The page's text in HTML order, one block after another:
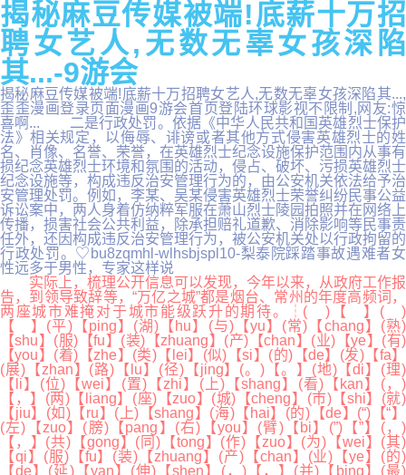
揭秘麻豆传媒被端!底薪十万招
聘女艺人,无数无辜女孩深陷
其...-9游会
揭秘麻豆传媒被端!底薪十万招聘女艺人,无数无辜女孩深陷其...,
歪歪漫画登录页面漫画9游会首页登陆环球影视不限制,网友:惊
喜啊... 二是行政处罚。依据《中华人民共和国英雄烈士保护
法》相关规定，以侮辱、诽谤或者其他方式侵害英雄烈士的姓
名、肖像、名誉、荣誉，在英雄烈士纪念设施保护范围内从事有
损纪念英雄烈士环境和氛围的活动，侵占、破坏、污损英雄烈士
纪念设施等，构成违反治安管理行为的，由公安机关依法给予治
安管理处罚。例如，李某、吴某侵害英雄烈士荣誉纠纷民事公益
诉讼案中，两人身着仿纳粹军服在萧山烈士陵园拍照并在网络上
传播，损害社会公共利益，除承担赔礼道歉、消除影响等民事责
任外，还因构成违反治安管理行为，被公安机关处以行政拘留的
行政处罚。♡bu8zqmhl-wlhsbjspl10-梨泰院踩踏事故遇难者女
性远多于男性，专家这样说
实际上，梳理公开信息可以发现，今年以来，从政府工作报
告，到领导致辞等，“万亿之城”都是烟台、常州的年度高频词，
两座城市难掩对于城市能级跃升的期待。┆( )【 】( )
【 】(平)【ping】(湖)【hu】(与)【yu】(常)【chang】(熟)
【shu】(服)【fu】(装)【zhuang】(产)【chan】(业)【ye】(有)
【you】(着)【zhe】(类)【lei】(似)【si】(的)【de】(发)【fa】
(展)【zhan】(路)【lu】(径)【jing】(。)【。】(地)【di】(理)
【li】(位)【wei】(置)【zhi】(上)【shang】(看)【kan】(，)
【，】(两)【liang】(座)【zuo】(城)【cheng】(市)【shi】(就)
【jiu】(如)【ru】(上)【shang】(海)【hai】(的)【de】(“)【“】
(左)【zuo】(膀)【pang】(右)【you】(臂)【bi】(”)【”】(，)
【，】(共)【gong】(同)【tong】(作)【zuo】(为)【wei】(其)
【qi】(服)【fu】(装)【zhuang】(产)【chan】(业)【ye】(的)
【de】(延)【yan】(伸)【shen】(，)【，】(并)【bing】(最)